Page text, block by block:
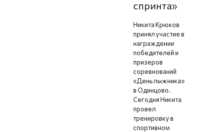
спринта»
Никита Крюков
принял участие в
награждении
победителей и
призеров
соревнований
«День лыжника»
в Одинцово.
Сегодня Никита
провел
тренировку в
спортивном